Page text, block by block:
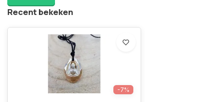
Recent bekeken
-7%